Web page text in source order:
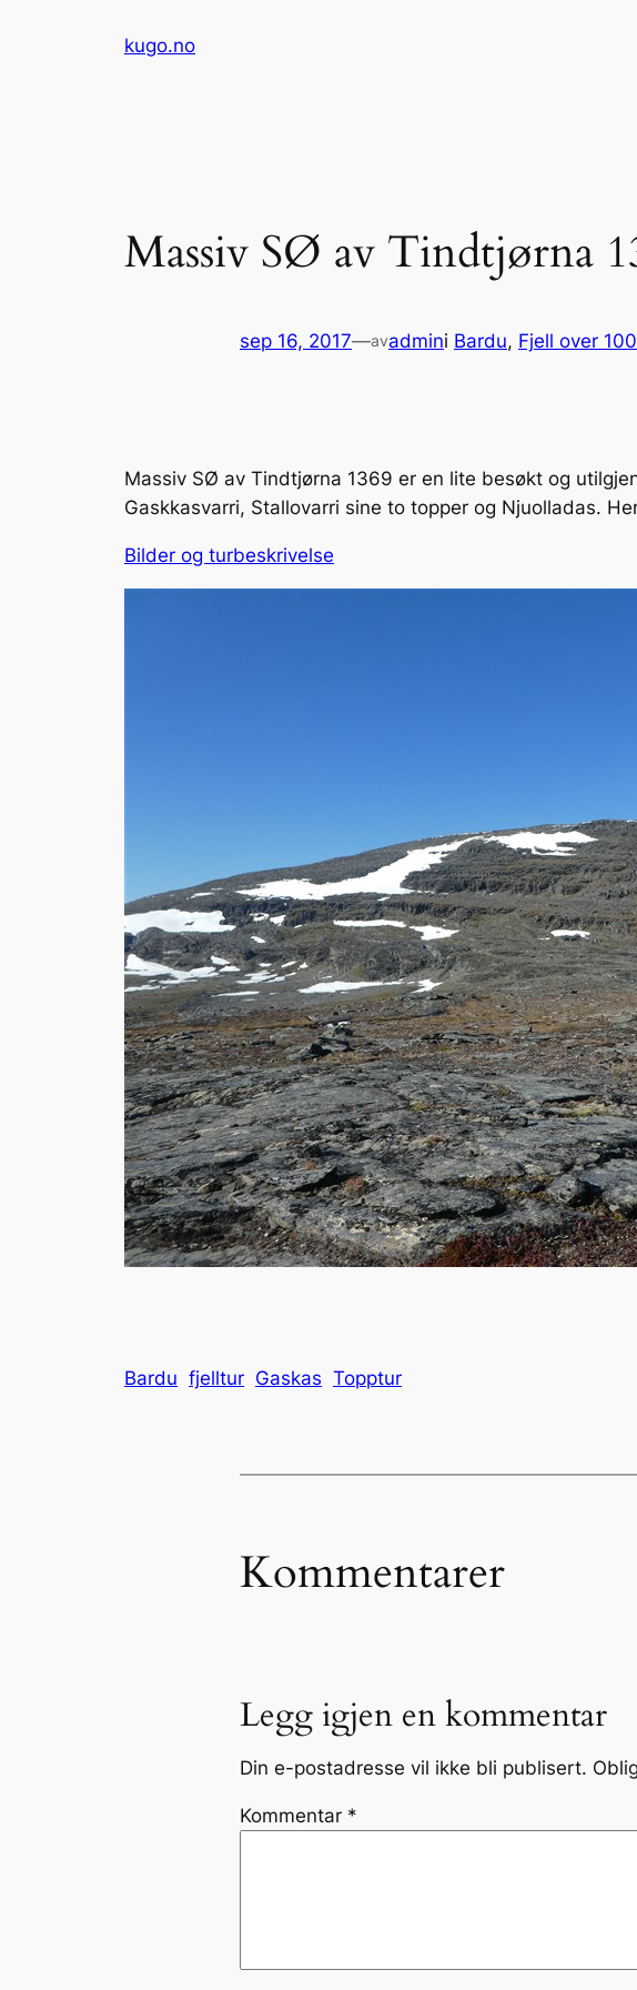
kugo.no
Massiv SØ av Tindtjørna
sep 16, 2017—avadmini Bardu, Fjell over
Massiv SØ av Tindtjørna 1369 er en lite besøkt og
Gaskkasvarri, Stallovarri sine to topper og Njuolladas.
Bilder og turbeskrivelse
Bardu fjelltur Gaskas Topptur
Kommentarer
Legg igjen en kommentar
Din e-postadresse vil ikke bli publisert.
Kommentar *